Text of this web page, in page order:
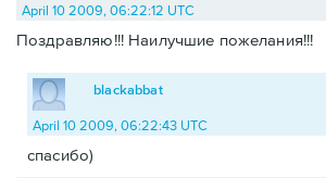
April 10 2009, 06:22:12 UTC
Поздравляю!!! Наилучшие пожелания!!!
blackabbat
April 10 2009, 06:22:43 UTC
спасибо)